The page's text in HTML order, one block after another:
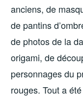
anciens, de
de pantins
de photos de la
origami, de
personnages du
rouges. Tout a